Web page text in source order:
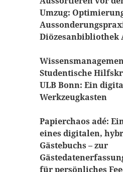
Umzug:
Diözesanbibliothek
Studentische
ULB Bonn: Ein
Werkzeugkasten
Papierchaos adé:
eines digitalen,
Gästebuchs – zur
für persönliches